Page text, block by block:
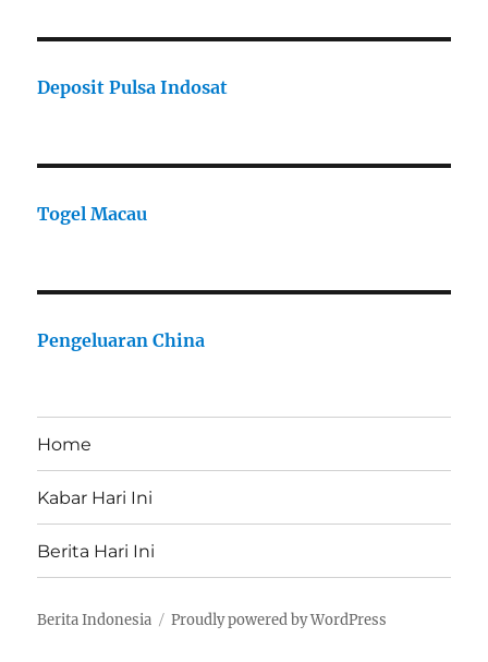
Deposit Pulsa Indosat
Togel Macau
Pengeluaran China
Home
Kabar Hari Ini
Berita Hari Ini
Berita Indonesia Proudly powered by WordPress